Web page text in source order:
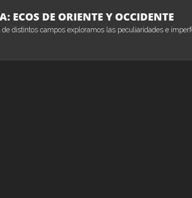
ECOS DE ORIENTE Y OCCIDENTE
distintos campos exploramos las peculiaridades e